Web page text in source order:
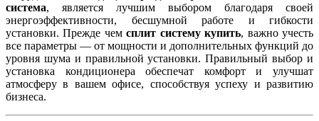
система, является лучшим выбором благодаря своей
энергоэффективности, бесшумной работе и гибкости
установки. Прежде чемсплит систему купить, важно учесть
все параметры — от мощности и дополнительных функций до
уровня шума и правильной установки. Правильный выбор и
установка кондиционера обеспечат комфорт и улучшат
атмосферу в вашем офисе, способствуя успеху и развитию
бизнеса.